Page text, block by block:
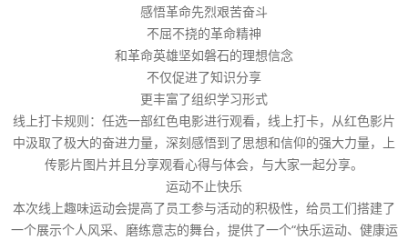
感悟革命先烈艰苦奋斗
不屈不挠的革命精神
和革命英雄坚如磐石的理想信念
不仅促进了知识分享
更丰富了组织学习形式
线上打卡规则：任选一部红色电影进行观看，线上打卡，从红色影片
中汲取了极大的奋进力量，深刻感悟到了思想和信仰的强大力量，上
传影片图片并且分享观看心得与体会，与大家一起分享。
运动不止快乐
本次线上趣味运动会提高了员工参与活动的积极性，给员工们搭建了
一个展示个人风采、磨练意志的舞台，提供了一个“快乐运动、健康运